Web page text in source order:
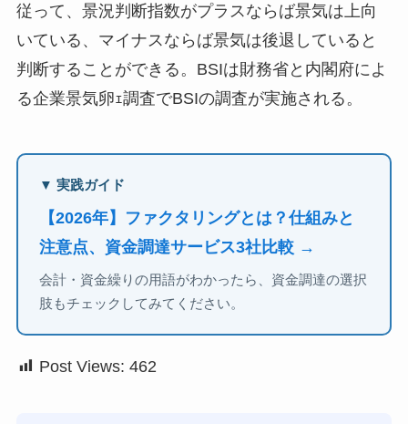
従って、景況判断指数がプラスならば景気は上向
いている、マイナスならば景気は後退していると
判断することができる。BSIは財務省と内閣府によ
る企業景気卵ｪ調査でBSIの調査が実施される。
▼ 実践ガイド
【2026年】ファクタリングとは？仕組みと
注意点、資金調達サービス3社比較 →
会計・資金繰りの用語がわかったら、資金調達の選択
肢もチェックしてみてください。
Post Views: 462